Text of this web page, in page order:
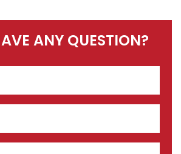
ANY QUESTION?